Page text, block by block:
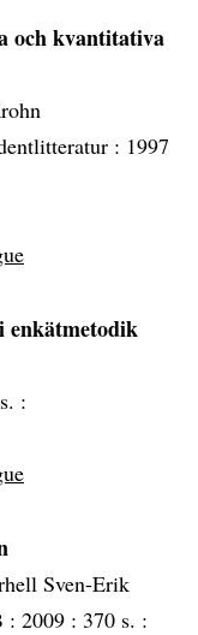
och kvantitativa
: 1997
enkätmetodik
:
Sven-Erik
: 2009 : 370 s. :